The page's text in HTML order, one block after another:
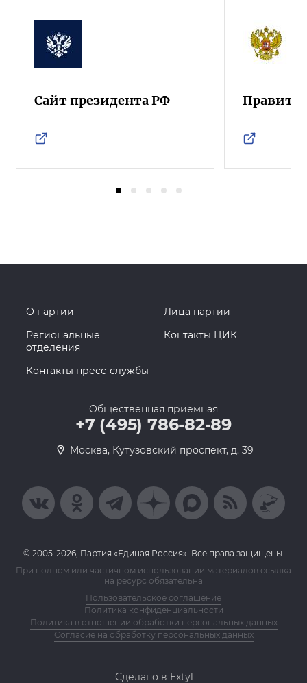
Сайт президента РФ
О партии
Лица партии
Региональные
отделения
Контакты ЦИК
Контакты пресс-службы
Общественная приемная
+7 (495) 786-82-89
Москва, Кутузовский проспект, д. 39
© 2005-2026, Партия «Единая Россия». Все права защищены.
При полном или частичном использовании материалов ссылка
на ресурс обязательна
Пользовательское соглашение
Политика конфиденциальности
Политика в отношении обработки персональных данных
Согласие на обработку персональных данных
Сделано в Extyl